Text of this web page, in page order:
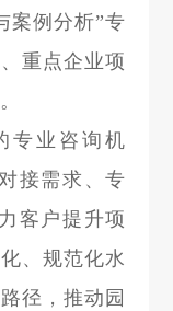
案例分析”专
重点企业项
专业咨询机
接需求、专
客户提升项
、规范化水
径，推动园